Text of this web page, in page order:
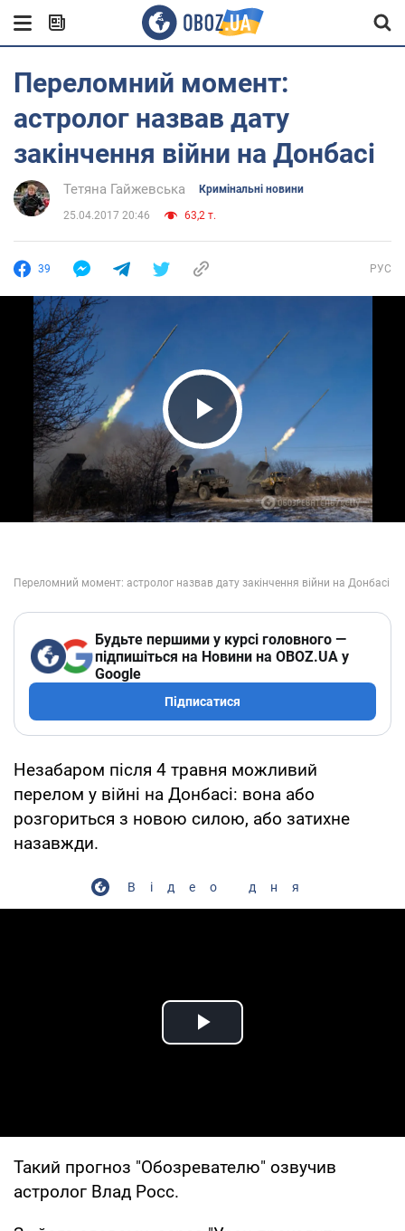
Переломний момент:
астролог назвав дату
закінчення війни на Донбасі
Тетяна Гайжевська Кримінальні новини
25.04.2017 20:46 63,2 т.
39 РУС
Play Video
Будьте першими у курсі головного —
підпишіться на Новини на OBOZ.UA у
Google
Підписатися
Незабаром після 4 травня можливий
перелом у війні на Донбасі: вона або
розгориться з новою силою, або затихне
назавжди.
Відео дня
Play Video
Такий прогноз "Обозревателю" озвучив
астролог Влад Росс.